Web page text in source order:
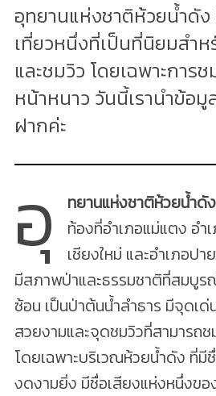
อุทยานแห่งชาติห้วยน้ำดั
เที่ยวหนึ่งที่เป็นที่นิยมสำ
และชมวิว โดยเฉพาะการ
หน้าหนาว วันนี้เรานำข้อ
ฝากค่ะ
อุ ทยานแห่งชาติห้วยน้ำดัง
ท้องที่อำเภอแม่แตง อำ
เชียงใหม่ และอำเภอป
มีสภาพป่าและธรรมชาติที่สมบู
ซ้อน เป็นป่าต้นน้ำลำธาร มีจุดเ
สวยงามและจุดชมวิวที่สามารถ
โดยเฉพาะบริเวณห้วยน้ำดัง ที่มี
งดงามยิ่ง มีชื่อเสียงแห่งหนึ่งขอ